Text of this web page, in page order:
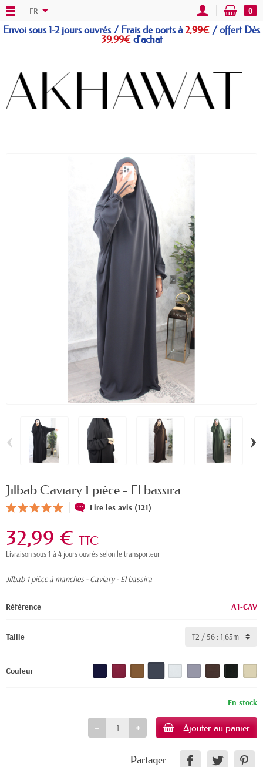
Envoi sous 1-2 jours ouvrés / Frais de ports à 2,99€ /offert Dès
39,99€d'achat
FR 0
‹ ›
Jilbab Caviary 1 pièce - El bassira
Lire les avis (121)
32,99 € TTC
Livraison sous 1 à 4 jours ouvrés selon le transporteur
Jilbab 1 pièce à manches - Caviary - El bassira
Référence A1-CAV
Taille
Couleur
En stock
Ajouter au panier
Partager